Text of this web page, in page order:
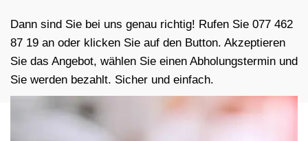
Dann sind Sie bei uns genau richtig! Rufen Sie 077 462
87 19 an oder klicken Sie auf den Button. Akzeptieren
Sie das Angebot, wählen Sie einen Abholungstermin und
Sie werden bezahlt. Sicher und einfach.